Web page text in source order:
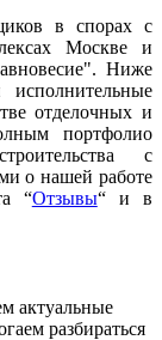
в спорах с
Москве и
Ниже
отделочных и
портфолио
с
о нашей работе
“Отзывы“ и в
актуальные
разбираться